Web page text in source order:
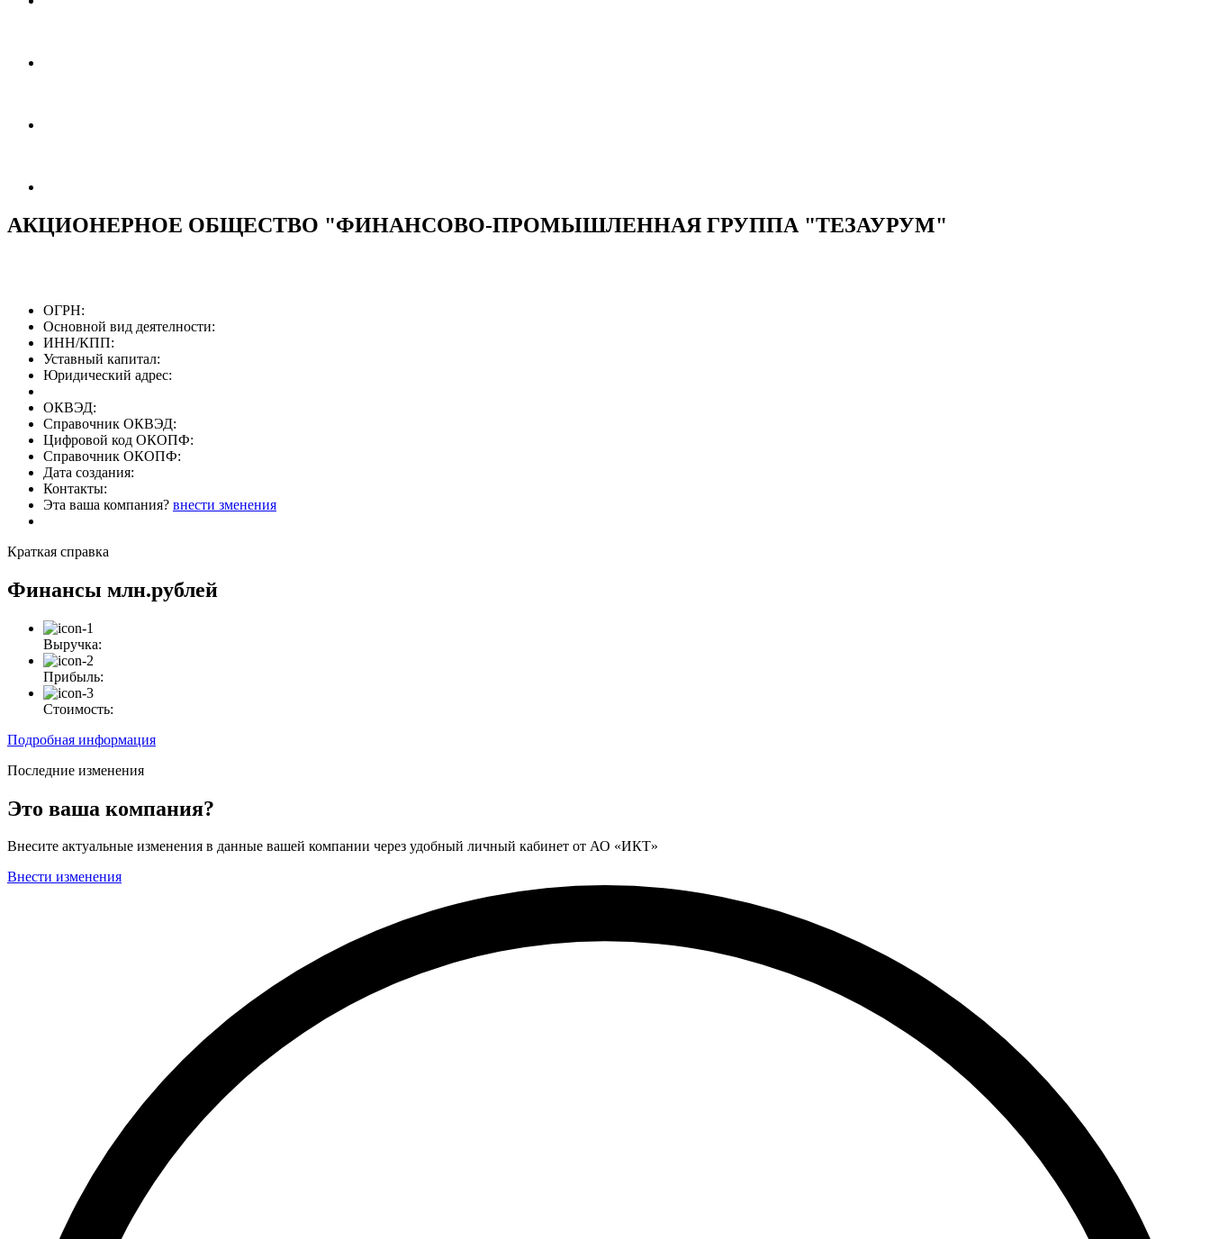
АКЦИОНЕРНОЕ ОБЩЕСТВО "ФИНАНСОВО-ПРОМЫШЛЕННАЯ ГРУППА "ТЕЗАУРУМ"
ОГРН:
Основной вид деятелности:
ИНН/КПП:
Уставный капитал:
Юридический адрес:
ОКВЭД:
Справочник ОКВЭД:
Цифровой код ОКОПФ:
Справочник ОКОПФ:
Дата создания:
Контакты:
Эта ваша компания? внести зменения
Краткая справка
Финансы млн.рублей
Выручка:
Прибыль:
Стоимость:
Подробная информация
Последние изменения
Это ваша компания?
Внесите актуальные изменения в данные вашей компании через удобный личный кабинет от АО «ИКТ»
Внести изменения